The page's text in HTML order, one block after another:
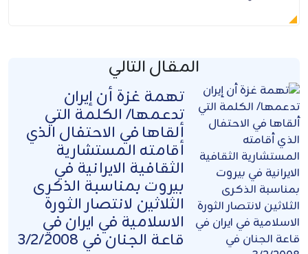
المقال التالي
تهمة غزة أن إيران
تدعمها/ الكلمة التي
ألقاها في الاحتفال الذي
أقامته المستشارية
الثقافية الايرانية في
بيروت بمناسبة الذكرى
الثلاثين لانتصار الثورة
الاسلامية في ايران في
قاعة الجنان في 3/2/2008